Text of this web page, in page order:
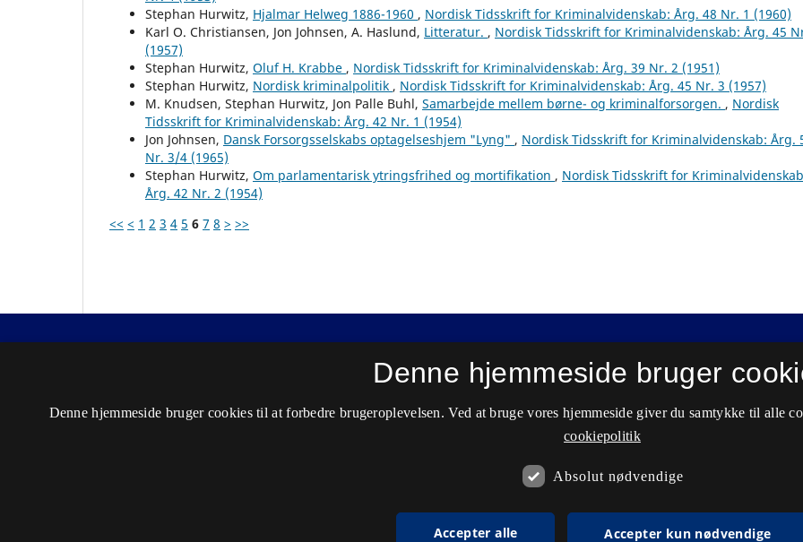
Stephan Hurwitz, Hjalmar Helweg 1886-1960 , Nordisk Tidsskrift for Kriminalvidenskab: Årg. 48 Nr. 1 (1960)
Karl O. Christiansen, Jon Johnsen, A. Haslund, Litteratur. , Nordisk Tidsskrift for Kriminalvidenskab: Årg. 45
(1957)
Stephan Hurwitz, Oluf H. Krabbe , Nordisk Tidsskrift for Kriminalvidenskab: Årg. 39 Nr. 2 (1951)
Stephan Hurwitz, Nordisk kriminalpolitik , Nordisk Tidsskrift for Kriminalvidenskab: Årg. 45 Nr. 3 (1957)
M. Knudsen, Stephan Hurwitz, Jon Palle Buhl, Samarbejde mellem børne- og kriminalforsorgen. , Nordisk
Tidsskrift for Kriminalvidenskab: Årg. 42 Nr. 1 (1954)
Jon Johnsen, Dansk Forsorgsselskabs optagelseshjem "Lyng" , Nordisk Tidsskrift for Kriminalvidenskab: Årg.
Nr. 3/4 (1965)
Stephan Hurwitz, Om parlamentarisk ytringsfrihed og mortifikation , Nordisk Tidsskrift for
Årg. 42 Nr. 2 (1954)
<< < 1 2 3 4 5 6 7 8 > >>
Nordisk Tidsskrift for Kriminalvidenskab
ISSN 2446-3051 (Online)
Denne hjemmeside bruger
Denne hjemmeside bruger cookies til at forbedre brugeroplevelsen. Ved at bruge vores hjemmeside giver du samtykke til alle
cookiepolitik
Absolut nødvendige
Accepter alle Accepter kun nødvendige